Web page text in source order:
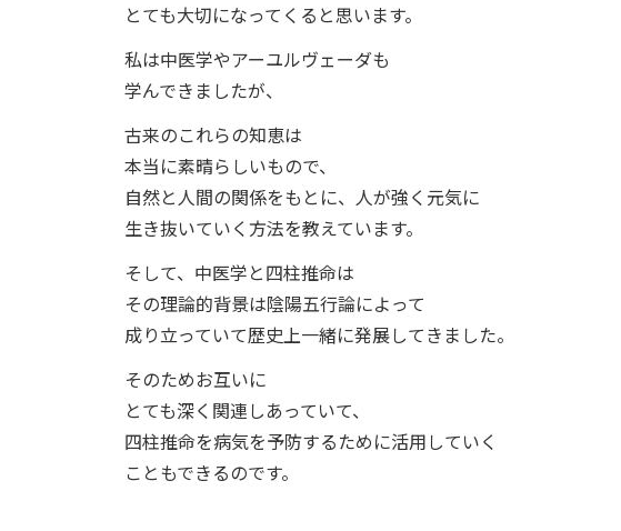
とても大切になってくると思います。
私は中医学やアーユルヴェーダも
学んできましたが、
古来のこれらの知恵は
本当に素晴らしいもので、
自然と人間の関係をもとに、人が強く元気に
生き抜いていく方法を教えています。
そして、中医学と四柱推命は
その理論的背景は陰陽五行論によって
成り立っていて歴史上一緒に発展してきました。
そのためお互いに
とても深く関連しあっていて、
四柱推命を病気を予防するために活用していく
こともできるのです。